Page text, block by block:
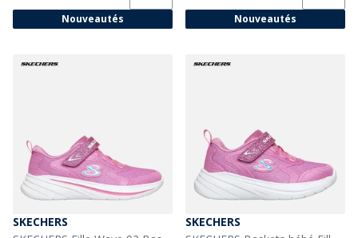
Nouveautés Nouveautés
SKECHERS
SKECHERS